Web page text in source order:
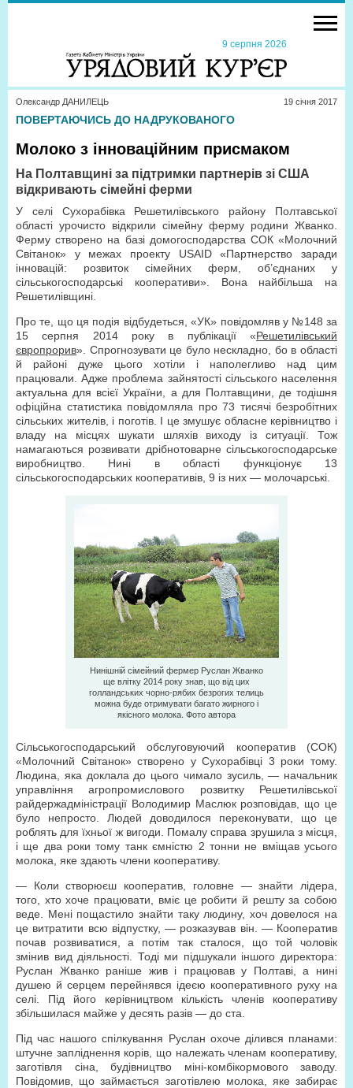
9 серпня 2026
Олександр ДАНИЛЕЦЬ 19 сiчня 2017
ПОВЕРТАЮЧИСЬ ДО НАДРУКОВАНОГО
Молоко з інноваційним присмаком
На Полтавщині за підтримки партнерів зі США
відкривають сімейні ферми
У селі Сухорабівка Решетилівського району Полтавської
області урочисто відкрили сімейну ферму родини Жванко.
Ферму створено на базі домогосподарства СОК «Молочний
Світанок» у межах проекту USAID «Партнерство заради
інновацій: розвиток сімейних ферм, об’єднаних у
сільськогосподарські кооперативи». Вона найбільша на
Решетилівщині.
Про те, що ця подія відбудеться, «УК» повідомляв у №148 за
15 серпня 2014 року в публікації «Решетилівський
європрорив». Спрогнозувати це було нескладно, бо в області
й районі дуже цього хотіли і наполегливо над цим
працювали. Адже проблема зайнятості сільського населення
актуальна для всієї України, а для Полтавщини, де тодішня
офіційна статистика повідомляла про 73 тисячі безробітних
сільських жителів, і поготів. І це змушує обласне керівництво і
владу на місцях шукати шляхів виходу із ситуації. Тож
намагаються розвивати дрібнотоварне сільськогосподарське
виробництво. Нині в області функціонує 13
сільськогосподарських кооперативів, 9 із них — молочарські.
Нинішній сімейний фермер Руслан Жванко
ще влітку 2014 року знав, що від цих
голландських чорно-рябих безрогих телиць
можна буде отримувати багато жирного і
якісного молока. Фото автора
Сільськогосподарський обслуговуючий кооператив (СОК)
«Молочний Світанок» створено у Сухорабівці 3 роки тому.
Людина, яка доклала до цього чимало зусиль, — начальник
управління агропромислового розвитку Решетилівської
райдержадміністрації Володимир Маслюк розповідав, що це
було непросто. Людей доводилося переконувати, що це
роблять для їхньої ж вигоди. Помалу справа зрушила з місця,
і ще два роки тому танк ємністю 2 тонни не вміщав усього
молока, яке здають члени кооперативу.
— Коли створюєш кооператив, головне — знайти лідера,
того, хто хоче працювати, вміє це робити й решту за собою
веде. Мені пощастило знайти таку людину, хоч довелося на
це витратити всю відпустку, — розказував він. — Кооператив
почав розвиватися, а потім так сталося, що той чоловік
змінив вид діяльності. Тоді ми підшукали іншого директора:
Руслан Жванко раніше жив і працював у Полтаві, а нині
душею й серцем перейнявся ідеєю кооперативного руху на
селі. Під його керівництвом кількість членів кооперативу
збільшилася майже у десять разів — до ста.
Під час нашого спілкування Руслан охоче ділився планами:
штучне запліднення корів, що належать членам кооперативу,
заготівля сіна, будівництво міні-комбікормового заводу.
Повідомив, що займається заготівлею молока, яке забирає